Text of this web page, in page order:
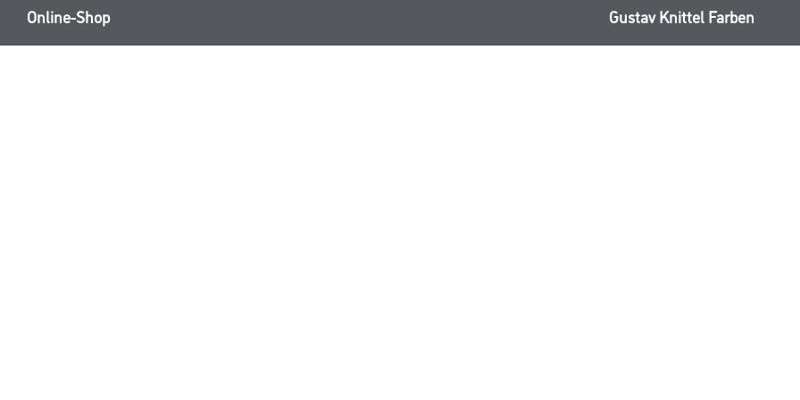
Online-Shop
Farbe
Verbrauchsmaterialien
Gustav Knittel Farben
Unternehmen